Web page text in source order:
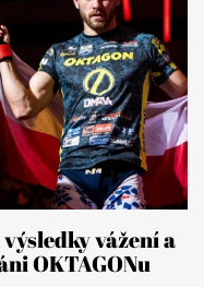
vážení a
OKTAGONu